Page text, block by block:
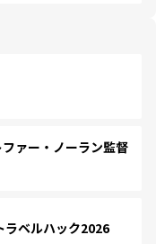
ァー・ノーラン監督
ベルハック2026